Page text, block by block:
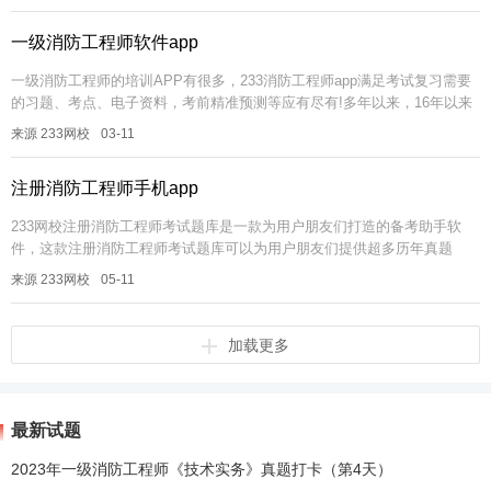
一级消防工程师软件app
一级消防工程师的培训APP有很多，233消防工程师app满足考试复习需要
的习题、考点、电子资料，考前精准预测等应有尽有!多年以来，16年以来
持续得到众多考生认可。NO.1大数据题库233网校APP提供...
来源 233网校 03-11
注册消防工程师手机app
233网校注册消防工程师考试题库是一款为用户朋友们打造的备考助手软
件，这款注册消防工程师考试题库可以为用户朋友们提供超多历年真题
哦，用户朋友不仅可以在线刷题还可以模拟考试哦，有需要的朋友赶快来
来源 233网校 05-11
加载更多
最新试题
2023年一级消防工程师《技术实务》真题打卡（第4天）